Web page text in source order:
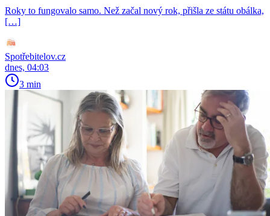
Roky to fungovalo samo. Než začal nový rok, přišla ze státu obálka,
[…]
Spotřebitelov.cz
dnes, 04:03
3 min